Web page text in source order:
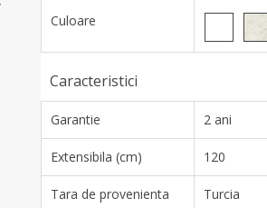
Culoare
Caracteristici
Garantie 2 ani
Extensibila (cm) 120
Tara de provenienta Turcia